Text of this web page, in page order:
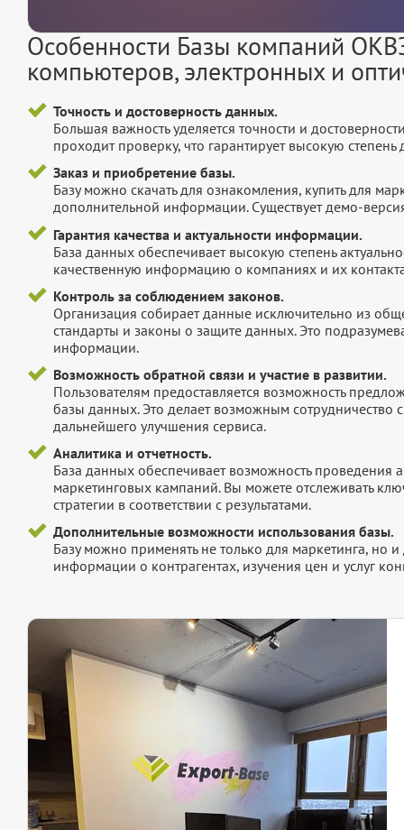
Особенности Базы компаний
компьютеров, электронных и
Точность и достоверность данных.
Большая важность уделяется точности и
проходит проверку, что гарантирует высокую
Заказ и приобретение базы.
Базу можно скачать для ознакомления, купить для
дополнительной информации. Существует демо-
Гарантия качества и актуальности информации.
База данных обеспечивает высокую степень
качественную информацию о компаниях и их
Контроль за соблюдением законов.
Организация собирает данные исключительно из
стандарты и законы о защите данных. Это
информации.
Возможность обратной связи и участие в развитии.
Пользователям предоставляется возможность
базы данных. Это делает возможным сотрудничество
дальнейшего улучшения сервиса.
Аналитика и отчетность.
База данных обеспечивает возможность проведения
маркетинговых кампаний. Вы можете отслеживать
стратегии в соответствии с результатами.
Дополнительные возможности использования базы.
Базу можно применять не только для маркетинга, но
информации о контрагентах, изучения цен и услуг